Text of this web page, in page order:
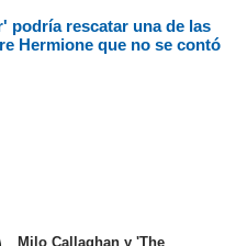
podría rescatar una de las
Hermione que no se contó
Milo Callaghan y 'The